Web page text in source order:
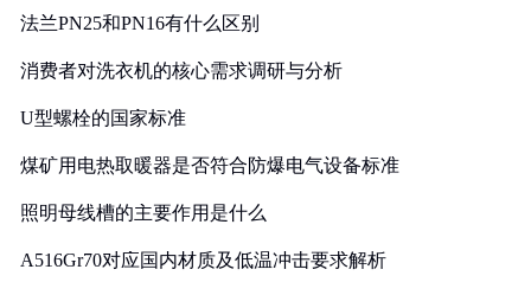
法兰PN25和PN16有什么区别
消费者对洗衣机的核心需求调研与分析
U型螺栓的国家标准
煤矿用电热取暖器是否符合防爆电气设备标准
照明母线槽的主要作用是什么
A516Gr70对应国内材质及低温冲击要求解析